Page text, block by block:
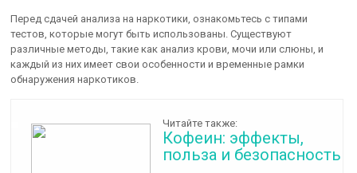
Перед сдачей анализа на наркотики, ознакомьтесь с типами
тестов, которые могут быть использованы. Существуют
различные методы, такие как анализ крови, мочи или слюны, и
каждый из них имеет свои особенности и временные рамки
обнаружения наркотиков.
Читайте также:
Кофеин: эффекты,
польза и безопасность